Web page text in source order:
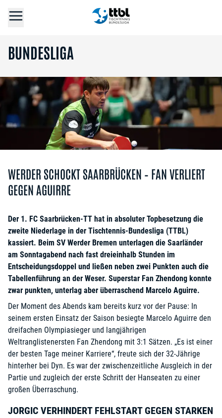
BUNDESLIGA
WERDER SCHOCKT SAARBRÜCKEN – FAN VERLIERT
GEGEN AGUIRRE
Der 1. FC Saarbrücken-TT hat in absoluter Topbesetzung die
zweite Niederlage in der Tischtennis-Bundesliga (TTBL)
kassiert. Beim SV Werder Bremen unterlagen die Saarländer
am Sonntagabend nach fast dreieinhalb Stunden im
Entscheidungsdoppel und ließen neben zwei Punkten auch die
Tabellenführung an der Weser. Superstar Fan Zhendong konnte
zwar punkten, unterlag aber überraschend Marcelo Aguirre.
Der Moment des Abends kam bereits kurz vor der Pause: In
seinem ersten Einsatz der Saison besiegte Marcelo Aguirre den
dreifachen Olympiasieger und langjährigen
Weltranglistenersten Fan Zhendong mit 3:1 Sätzen. „Es ist einer
der besten Tage meiner Karriere“, freute sich der 32-Jährige
hinterher bei Dyn. Es war der zwischenzeitliche Ausgleich in der
Partie und zugleich der erste Schritt der Hanseaten zu einer
großen Überraschung.
JORGIC VERHINDERT FEHLSTART GEGEN STARKEN